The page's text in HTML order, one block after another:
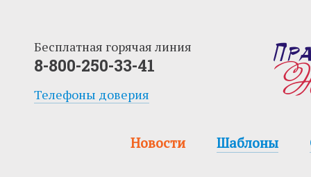
Бесплатная горячая линия
8-800-250-33-41
Телефоны доверия
Новости Шаблоны